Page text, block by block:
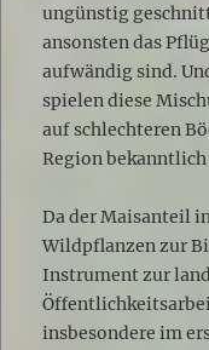
ungünstig
ansonsten das
aufwändig sind.
spielen diese
auf schlechteren
Region
Da der Maisanteil
Wildpflanzen zur
Instrument zur
insbesondere im